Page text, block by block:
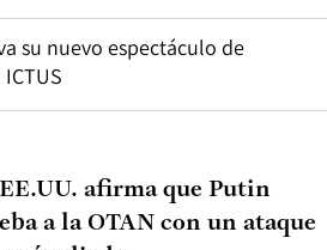
su nuevo espectáculo de
afirma que Putin
a la OTAN con un ataque